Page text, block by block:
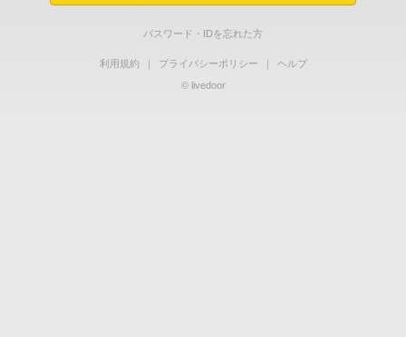
パスワード・IDを忘れた方
利用規約 ｜ プライバシーポリシー ｜
ヘルプ
© livedoor